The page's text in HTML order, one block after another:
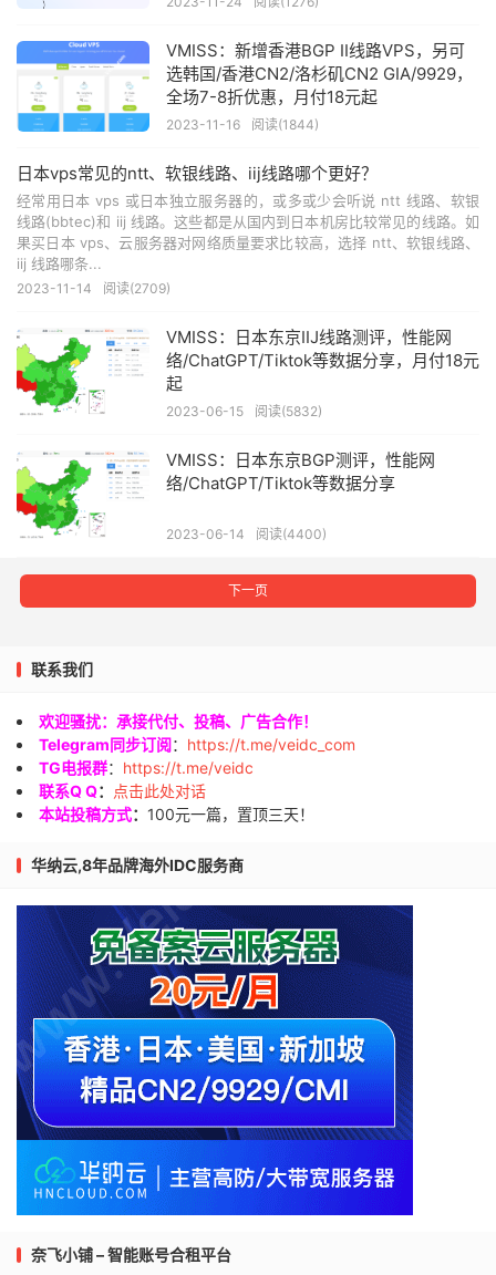
VMISS：新增香港BGP II线路VPS，另可
选韩国/香港CN2/洛杉矶CN2 GIA/9929，
全场7-8折优惠，月付18元起
2023-11-16 阅读(1844)
日本vps常见的ntt、软银线路、iij线路哪个更好？
经常用日本 vps 或日本独立服务器的，或多或少会听说 ntt 线路、软银
线路(bbtec)和 iij 线路。这些都是从国内到日本机房比较常见的线路。如
果买日本 vps、云服务器对网络质量要求比较高，选择 ntt、软银线路、
iij 线路哪条...
2023-11-14 阅读(2709)
VMISS：日本东京IIJ线路测评，性能网
络/ChatGPT/Tiktok等数据分享，月付18元
起
2023-06-15 阅读(5832)
VMISS：日本东京BGP测评，性能网
络/ChatGPT/Tiktok等数据分享
2023-06-14 阅读(4400)
下一页
联系我们
欢迎骚扰：承接代付、投稿、广告合作！
Telegram同步订阅： https://t.me/veidc_com
TG电报群： https://t.me/veidc
联系Q Q：
点击此处对话
本站投稿方式： 100元一篇，置顶三天！
华纳云,8年品牌海外IDC服务商
奈飞小铺 – 智能账号合租平台